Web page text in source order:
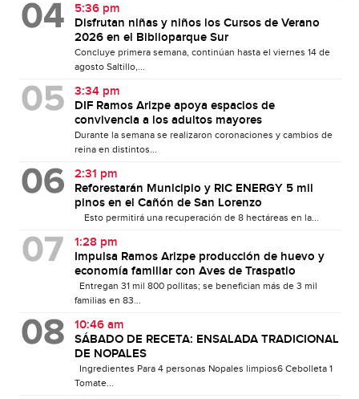
5:36 pm
Disfrutan niñas y niños los Cursos de Verano
2026 en el Biblioparque Sur
Concluye primera semana, continúan hasta el viernes 14 de
agosto Saltillo,...
3:34 pm
DIF Ramos Arizpe apoya espacios de
convivencia a los adultos mayores
Durante la semana se realizaron coronaciones y cambios de
reina en distintos...
2:31 pm
Reforestarán Municipio y RIC ENERGY 5 mil
pinos en el Cañón de San Lorenzo
Esto permitirá una recuperación de 8 hectáreas en la...
1:28 pm
Impulsa Ramos Arizpe producción de huevo y
economía familiar con Aves de Traspatio
Entregan 31 mil 800 pollitas; se benefician más de 3 mil
familias en 83...
10:46 am
SÁBADO DE RECETA: ENSALADA TRADICIONAL
DE NOPALES
Ingredientes Para 4 personas Nopales limpios6 Cebolleta 1
Tomate...